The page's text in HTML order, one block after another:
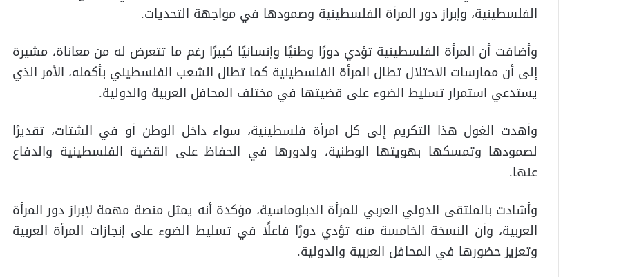
الفلسطينية، وإبراز دور المرأة الفلسطينية وصمودها في مواجهة التحديات.
وأضافت أن المرأة الفلسطينية تؤدي دورًا وطنيًا وإنسانيًا كبيرًا رغم ما تتعرض له من معاناة، مشيرة
إلى أن ممارسات الاحتلال تطال المرأة الفلسطينية كما تطال الشعب الفلسطيني بأكمله، الأمر الذي
يستدعي استمرار تسليط الضوء على قضيتها في مختلف المحافل العربية والدولية.
وأهدت الغول هذا التكريم إلى كل امرأة فلسطينية، سواء داخل الوطن أو في الشتات، تقديرًا
لصمودها وتمسكها بهويتها الوطنية، ولدورها في الحفاظ على القضية الفلسطينية والدفاع
عنها.
وأشادت بالملتقى الدولي العربي للمرأة الدبلوماسية، مؤكدة أنه يمثل منصة مهمة لإبراز دور المرأة
العربية، وأن النسخة الخامسة منه تؤدي دورًا فاعلًا في تسليط الضوء على إنجازات المرأة العربية
وتعزيز حضورها في المحافل العربية والدولية.